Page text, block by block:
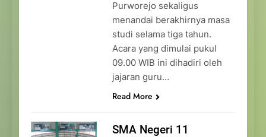
Purworejo sekaligus
menandai berakhirnya masa
studi selama tiga tahun.
Acara yang dimulai pukul
09.00 WIB ini dihadiri oleh
jajaran guru…
Read More
SMA Negeri 11